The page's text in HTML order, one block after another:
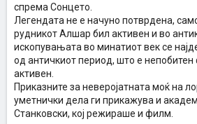
спрема Сонцето.
Легендата не е начуно потврдена,
рудникот Алшар бил активен и во
ископувањата во минатиот век се
од античкиот период, што е
активен.
Приказните за неверојатната моќ на
уметнички дела ги прикажува и
Станковски, кој режираше и филм.